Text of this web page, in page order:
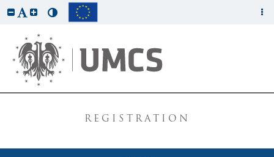
REGISTRATION